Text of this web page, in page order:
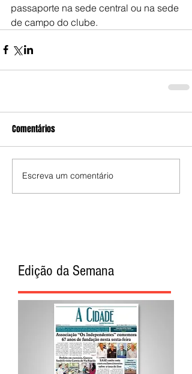
passaporte na sede central ou na sede
de campo do clube.
Comentários
Escreva um comentário
Edição da Semana